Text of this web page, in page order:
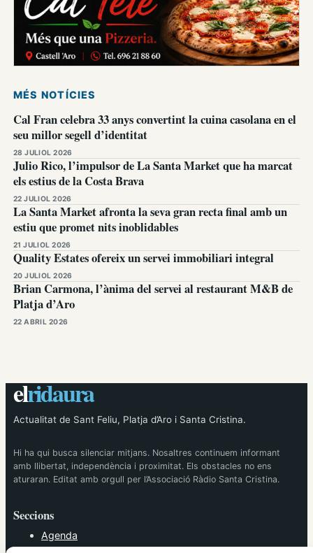
MÉS NOTÍCIES
Cal Fran celebra 33 anys convertint la cuina casolana en el
seu millor segell d’identitat
28 JULIOL 2026
Julio Rico, l’impulsor de La Santa Market que ha marcat
els estius de la Costa Brava
22 JULIOL 2026
La Santa Market afronta la seva gran recta final amb un
estiu que promet nits inoblidables
21 JULIOL 2026
Quality Estates ofereix un servei immobiliari integral
20 JULIOL 2026
Brian Carmona, l’ànima del servei al restaurant M&B de
Platja d’Aro
22 ABRIL 2026
elridaura
Actualitat de Sant Feliu, Platja d’Aro i Santa Cristina.
Hi ha qui busca silenciar mitjans. Nosaltres continuem informant
amb llibertat, independència i proximitat. Els obstacles no ens
aturaran. Editat amb orgull per l’Associació Ràdio Santa Cristina.
Seccions
Agenda